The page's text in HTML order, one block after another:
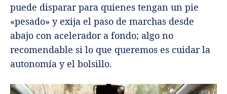
puede disparar para quienes tengan un pie
«pesado» y exija el paso de marchas desde
abajo con acelerador a fondo; algo no
recomendable si lo que queremos es cuidar la
autonomía y el bolsillo.